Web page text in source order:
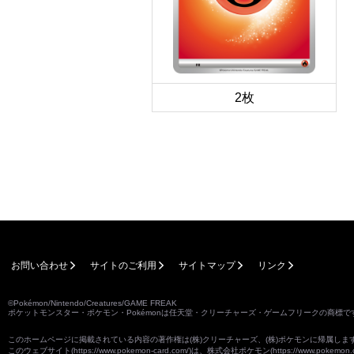
2枚
お問い合わせ サイトのご利用 サイトマップ リンク
©Pokémon/Nintendo/Creatures/GAME FREAK
ポケットモンスター・ポケモン・Pokémonは任天堂・クリーチャーズ・ゲームフリークの商標で
このホームページに掲載されている内容の著作権は(株)クリーチャーズ、(株)ポケモンに帰属し
このウェブサイト(https://www.pokemon-card.com/)は、株式会社ポケモン(https://